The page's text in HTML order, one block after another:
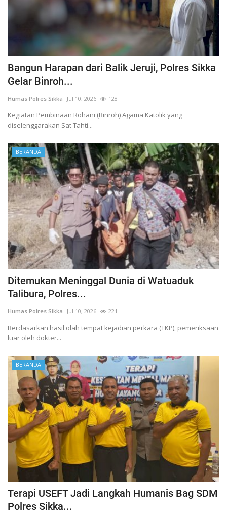
Bangun Harapan dari Balik Jeruji, Polres Sikka
Gelar Binroh...
Humas Polres Sikka Jul 10, 2026 128
Kegiatan Pembinaan Rohani (Binroh) Agama Katolik yang
diselenggarakan Sat Tahti...
BERANDA
Ditemukan Meninggal Dunia di Watuaduk
Talibura, Polres...
Humas Polres Sikka Jul 10, 2026 221
Berdasarkan hasil olah tempat kejadian perkara (TKP), pemeriksaan
luar oleh dokter...
BERANDA
Terapi USEFT Jadi Langkah Humanis Bag SDM
Polres Sikka...